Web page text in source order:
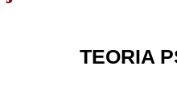
TEORIA